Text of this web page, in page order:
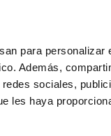
para
Además,
sociales,
les haya